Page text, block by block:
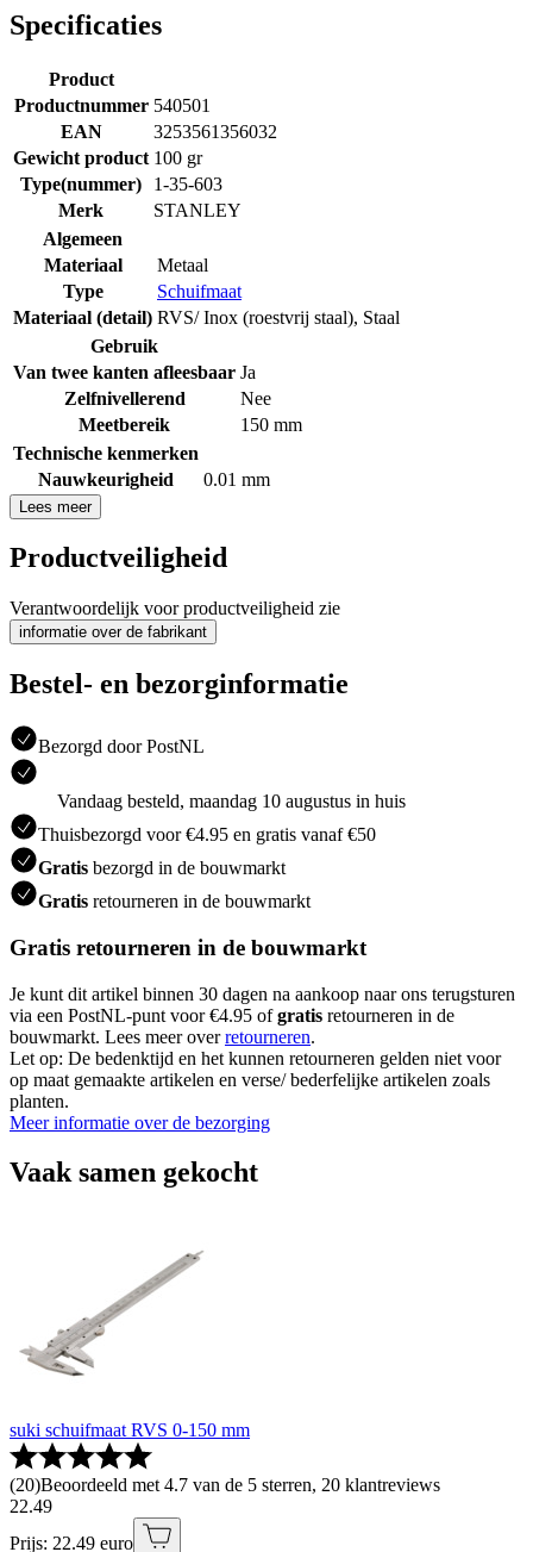
Specificaties
Product
Productnummer 540501
EAN
3253561356032
Gewicht product 100 gr
Type(nummer)
1-35-603
Merk
STANLEY
Algemeen
Materiaal
Metaal
Type
Schuifmaat
Materiaal (detail) RVS/ Inox (roestvrij staal), Staal
Gebruik
Van twee kanten afleesbaar Ja
Zelfnivellerend
Nee
Meetbereik
150 mm
Technische kenmerken
Nauwkeurigheid
0.01 mm
Lees meer
Productveiligheid
Verantwoordelijk voor productveiligheid zie
informatie over de fabrikant
Bestel- en bezorginformatie
Bezorgd door PostNL
Vandaag besteld, maandag 10 augustus in huis
Thuisbezorgd voor €4.95 en gratis vanaf €50
Gratis bezorgd in de bouwmarkt
Gratis retourneren in de bouwmarkt
Gratis retourneren in de bouwmarkt
Je kunt dit artikel binnen 30 dagen na aankoop naar ons terugsturen
via een PostNL-punt voor €4.95 ofgratis retourneren in de
bouwmarkt. Lees meer overretourneren.
Let op: De bedenktijd en het kunnen retourneren gelden niet voor
op maat gemaakte artikelen en verse/ bederfelijke artikelen zoals
planten.
Meer informatie over de bezorging
Vaak samen gekocht
suki schuifmaat RVS 0-150 mm
(20)Beoordeeld met 4.7 van de 5 sterren, 20 klantreviews
22.49
Prijs: 22.49 euro